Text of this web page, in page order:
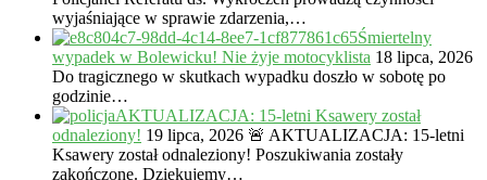
wyjaśniające w sprawie zdarzenia,…
Śmiertelny
wypadek w Bolewicku! Nie żyje motocyklista 18 lipca, 2026
Do tragicznego w skutkach wypadku doszło w sobotę po
godzinie…
AKTUALIZACJA: 15-letni Ksawery został
odnaleziony! 19 lipca, 2026 🚨 AKTUALIZACJA: 15-letni
Ksawery został odnaleziony! Poszukiwania zostały
zakończone. Dziękujemy…